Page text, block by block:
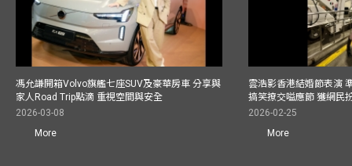
馮允謙開箱Volvo旗艦七座SUV及豪華房車 分享與
家人Road Trip點滴 重視空間與安全
2026-03-08
More
雲浩影香港結婚節表演
搞笑撩交嗌應節 獲網民
2026-02-25
More